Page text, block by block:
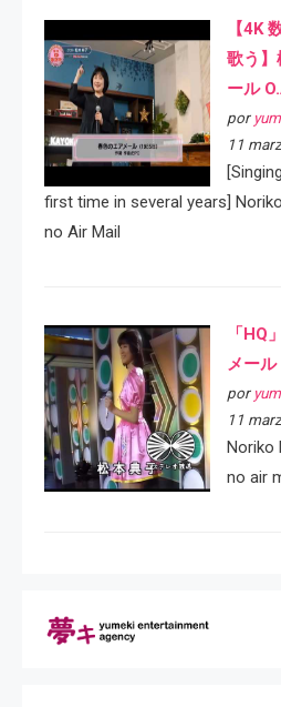
【4K
歌う】
ール
por
11
first time in several years]
no Air Mail
「HQ
メー
por
11
Noriko
no air